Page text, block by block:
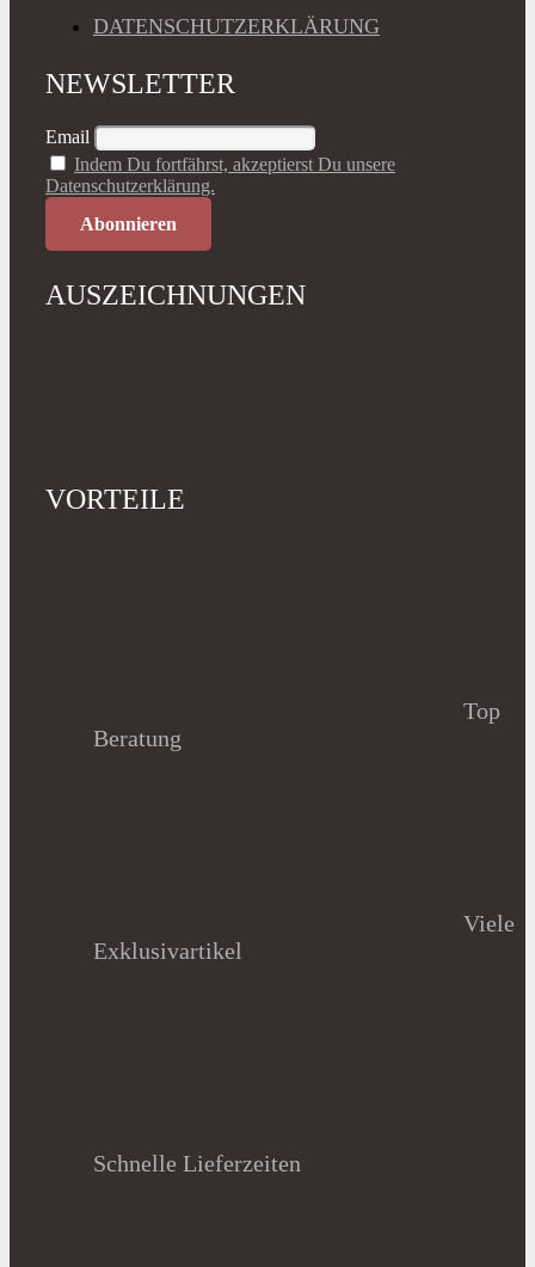
DATENSCHUTZERKLÄRUNG
NEWSLETTER
Email
Indem Du fortfährst, akzeptierst Du unsere
Datenschutzerklärung.
AUSZEICHNUNGEN
VORTEILE
Top
Beratung
Viele
Exklusivartikel
Schnelle Lieferzeiten